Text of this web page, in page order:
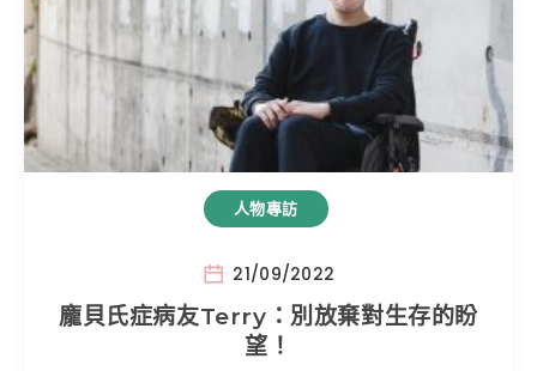
人物專訪
21/09/2022
龐貝氏症病友Terry：別放棄對生存的盼
望！